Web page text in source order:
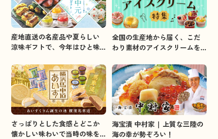
産地直送の名産品や夏らしい
涼味ギフトで、今年はひと味
全国の生産地から届く、こだ
わり素材のアイスクリームを
さっぱりとした食感とどこか
懐かしい味わいで当時の味を
海宝漬 中村家 | 上質な三陸の
海の幸が勢ぞろい！